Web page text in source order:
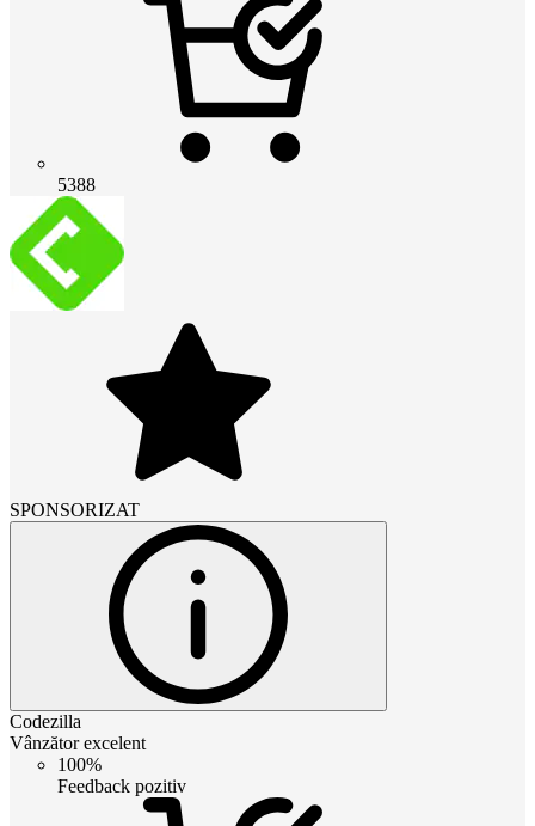
5388
SPONSORIZAT
Codezilla
Vânzător excelent
100%
Feedback pozitiv